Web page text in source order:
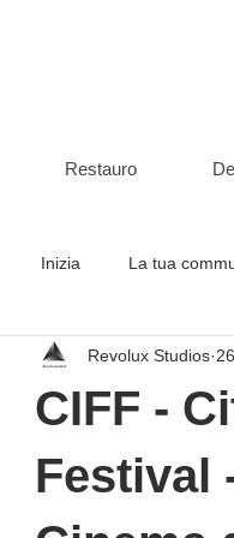
Restauro
Inizia La tua
CIFF -
Festival
Revolux Studios